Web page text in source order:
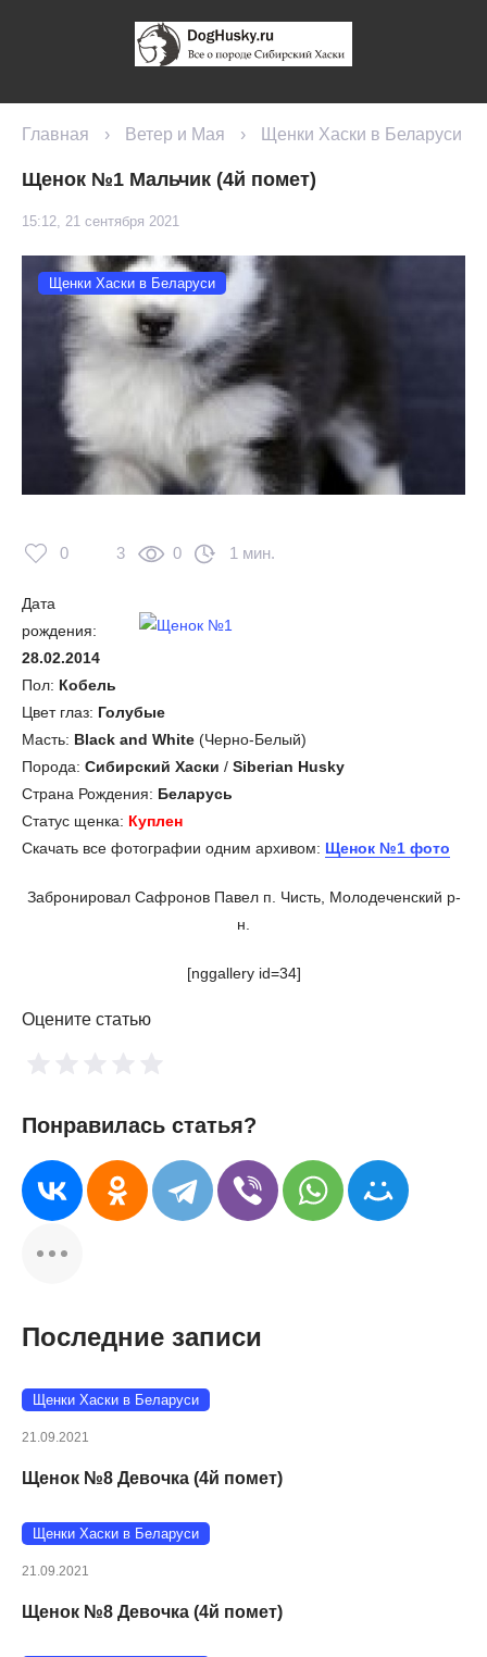
Главная › Ветер и Мая › Щенки Хаски в Беларуси
Щенок №1 Мальчик (4й помет)
15:12, 21 сентября 2021
Щенки Хаски в Беларуси
0 3 0 1 мин.
Дата
рождения:
28.02.2014
Пол: Кобель
Цвет глаз: Голубые
Масть: Black and White (Черно-Белый)
Порода: Сибирский Хаски / Siberian Husky
Страна Рождения: Беларусь
Статус щенка: Куплен
Скачать все фотографии одним архивом: Щенок №1 фото
Забронировал Сафронов Павел п. Чисть, Молодеченский р-
н.
[nggallery id=34]
Оцените статью
Понравилась статья?
Последние записи
Щенки Хаски в Беларуси
21.09.2021
Щенок №8 Девочка (4й помет)
Щенки Хаски в Беларуси
21.09.2021
Щенок №8 Девочка (4й помет)